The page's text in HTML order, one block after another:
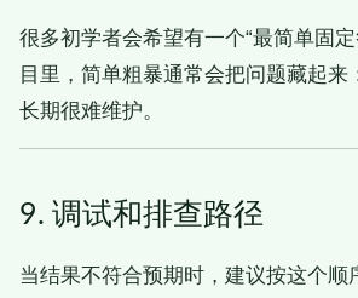
很多初学者会希望有一个“最简单固
目里，简单粗暴通常会把问题藏起来
长期很难维护。
9. 调试和排查路径
当结果不符合预期时，建议按这个顺